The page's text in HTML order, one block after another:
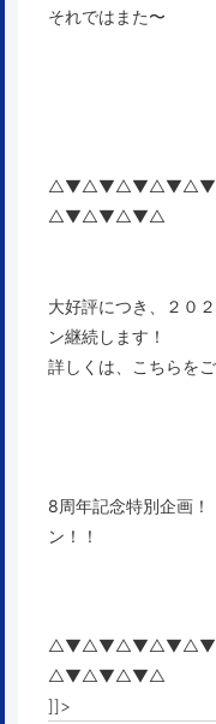
それではまた〜
△▼△▼△▼△
大好評につき、２０
ン継続します！
詳しくは、こちらを
8周年記念特別企画
ン！！
△▼△▼△▼△
]]>